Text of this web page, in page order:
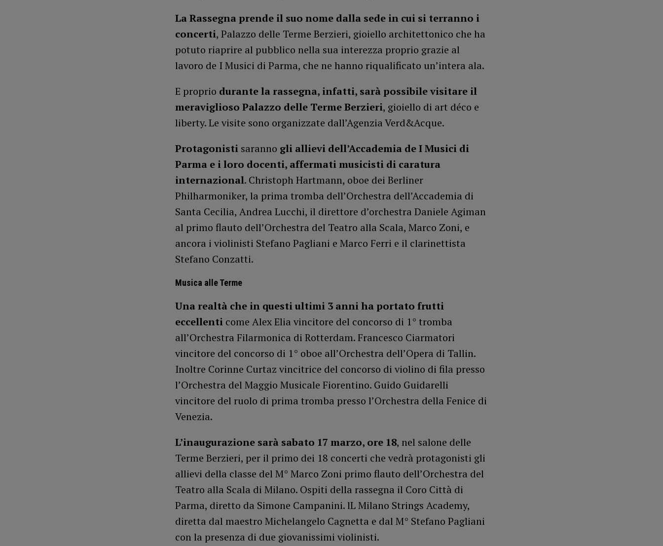
La Rassegna prende il suo nome dalla sede in cui si terranno i
concerti, Palazzo delle Terme Berzieri, gioiello architettonico che ha
potuto riaprire al pubblico nella sua interezza proprio grazie al
lavoro de I Musici di Parma, che ne hanno riqualificato un’intera ala.
E proprio durante la rassegna, infatti, sarà possibile visitare il
meraviglioso Palazzo delle Terme Berzieri, gioiello di art déco e
liberty. Le visite sono organizzate dall’Agenzia Verd&Acque.
Protagonistisaranno gli allievi dell’Accademia de I Musici di
Parma e i loro docenti, affermati musicisti di caratura
internazional. Christoph Hartmann, oboe dei Berliner
Philharmoniker, la prima tromba dell’Orchestra dell’Accademia di
Santa Cecilia, Andrea Lucchi, il direttore d’orchestra Daniele Agiman
al primo flauto dell’Orchestra del Teatro alla Scala, Marco Zoni, e
ancora i violinisti Stefano Pagliani e Marco Ferri e il clarinettista
Stefano Conzatti.
Musica alle Terme
Una realtà che in questi ultimi 3 anni ha portato frutti
eccellenticome Alex Elia vincitore del concorso di 1° tromba
all’Orchestra Filarmonica di Rotterdam. Francesco Ciarmatori
vincitore del concorso di 1° oboe all’Orchestra dell’Opera di Tallin.
Inoltre Corinne Curtaz vincitrice del concorso di violino di fila presso
l’Orchestra del Maggio Musicale Fiorentino. Guido Guidarelli
vincitore del ruolo di prima tromba presso l’Orchestra della Fenice di
Venezia.
L’inaugurazione sarà sabato 17 marzo, ore 18, nel salone delle
Terme Berzieri, per il primo dei 18 concerti che vedrà protagonisti gli
allievi della classe del M° Marco Zoni primo flauto dell’Orchestra del
Teatro alla Scala di Milano. Ospiti della rassegna il Coro Città di
Parma, diretto da Simone Campanini. lL Milano Strings Academy,
diretta dal maestro Michelangelo Cagnetta e dal M° Stefano Pagliani
con la presenza di due giovanissimi violinisti.